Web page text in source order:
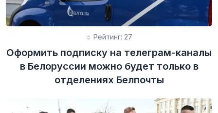
Рейтинг: 27
Оформить подписку на телеграм-каналы
в Белоруссии можно будет только в
отделениях Белпочты